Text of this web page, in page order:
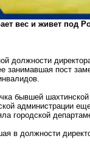
вес и живет под
должности
пост
бывшей
администрации
городской
в должности